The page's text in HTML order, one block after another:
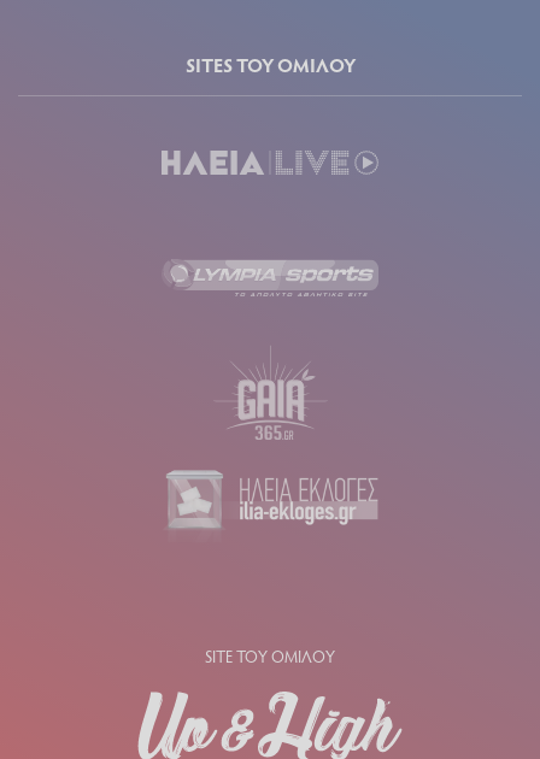
SITES ΤΟΥ ΟΜΙΛΟΥ
SITE ΤΟΥ ΟΜΙΛΟΥ